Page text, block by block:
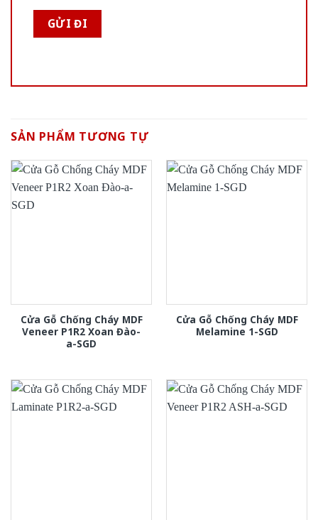
SẢN PHẨM TƯƠNG TỰ
Cửa Gỗ Chống Cháy MDF
Veneer P1R2 Xoan Đào-
a-SGD
Cửa Gỗ Chống Cháy MDF
Melamine 1-SGD